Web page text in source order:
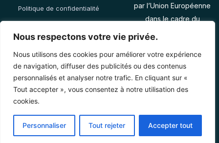
Nous respectons votre vie privée.
Nous utilisons des cookies pour améliorer votre expérience
de navigation, diffuser des publicités ou des contenus
personnalisés et analyser notre trafic. En cliquant sur «
Tout accepter », vous consentez à notre utilisation des
cookies.
Personnaliser Tout rejeter Accepter tout
Politique de confidentialité
par l’Union Européenne
dans le cadre du
programme FEDER-
l’Autorité de gestion est
la Région Réunion.
L’Europe s’engage à la